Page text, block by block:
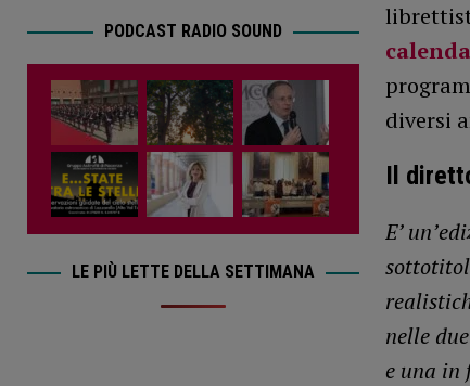
diversi
Il
E’
nelle
e una in
PODCAST RADIO SOUND
LE PIÙ LETTE DELLA SETTIMANA